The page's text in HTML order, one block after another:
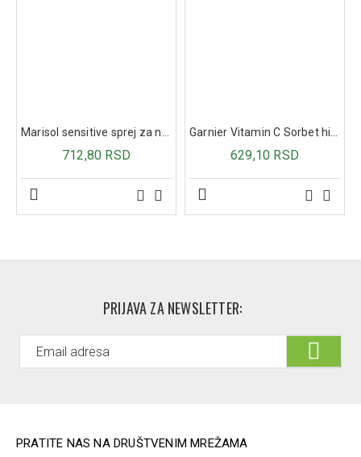
Folna kiselina: 100 µg
Vitamin B12 (metilkobalamin): 1,25 µg
712,80 RSD 629,10 RSD
PRIJAVA ZA NEWSLETTER:
PRATITE NAS NA DRUŠTVENIM MREŽAMA